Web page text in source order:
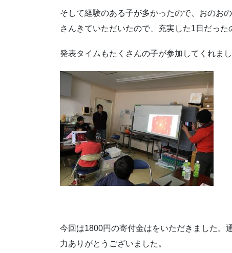
そして経験のある子が多かったので、おのお
さんきていただいたので、充実した1日だった
発表タイムもたくさんの子が参加してくれまし
今回は1800円の寄付金はをいただきました。
力ありがとうございました。